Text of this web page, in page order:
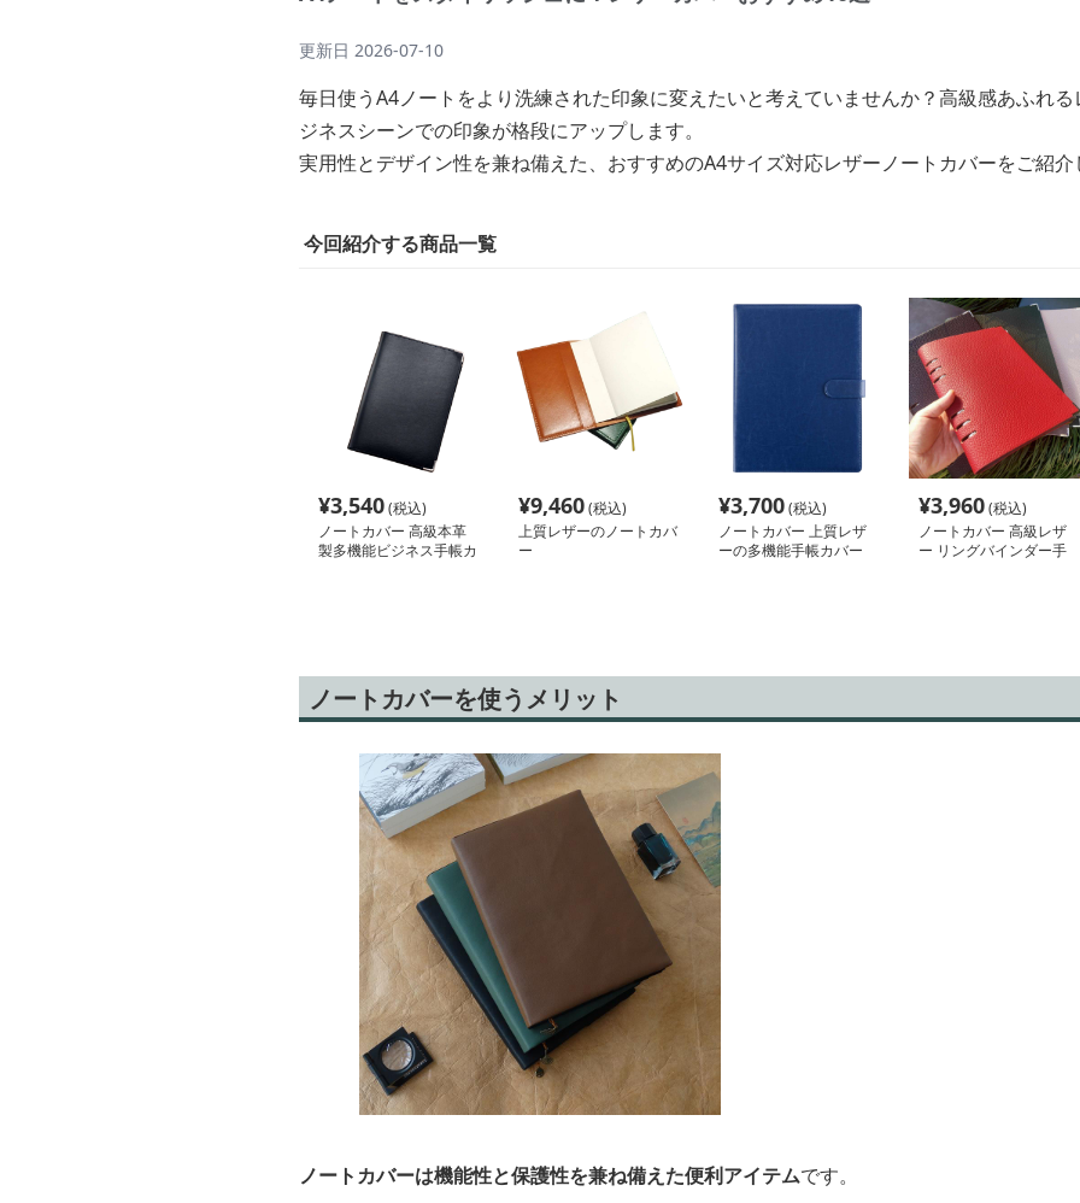
更新日 2026-07-10
毎日使うA4ノートをより洗練された印象に変えたいと考えていませんか？高級感あふれ
ジネスシーンでの印象が格段にアップします。
実用性とデザイン性を兼ね備えた、おすすめのA4サイズ対応レザーノートカバーをご紹介
今回紹介する商品一覧
¥3,540(税込)
ノートカバー 高級本革
製多機能ビジネス手帳カ
¥9,460(税込)
上質レザーのノートカバ
ー
¥3,700(税込)
ノートカバー 上質レザ
ーの多機能手帳カバー
¥3,960(税込)
ノートカバー 高級レザ
ー リングバインダー手
ノートカバーを使うメリット
ノートカバーは機能性と保護性を兼ね備えた便利アイテムです。